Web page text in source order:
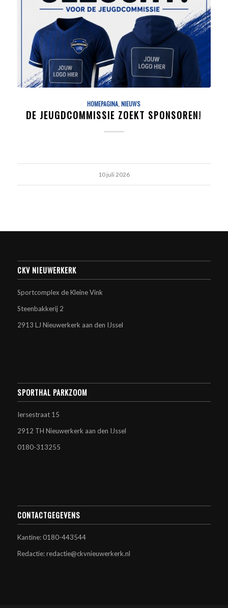
HOMEPAGINA,NIEUWS
DE JEUGDCOMMISSIE ZOEKT SPONSOREN!
10 juli 2026
CKV NIEUWERKERK
Sportcomplex de Kleine Vink
Steenbakkerij 2
2913 LJ Nieuwerkerk aan den IJssel
SPORTHAL PARKZOOM
Iersestraat 15
2912 TH Nieuwerkerk aan den IJssel
0180-313255
CONTACTGEGEVENS
Kantine: 0180-443544
Redactie: redactie@ckvnieuwerkerk.nl